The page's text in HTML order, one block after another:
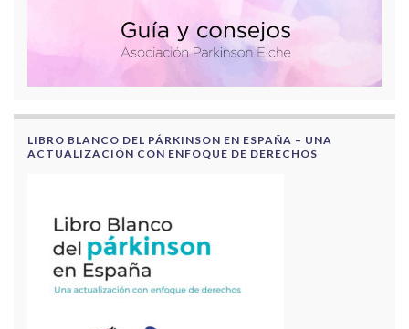
LIBRO BLANCO DEL PÁRKINSON EN ESPAÑA – UNA
ACTUALIZACIÓN CON ENFOQUE DE DERECHOS